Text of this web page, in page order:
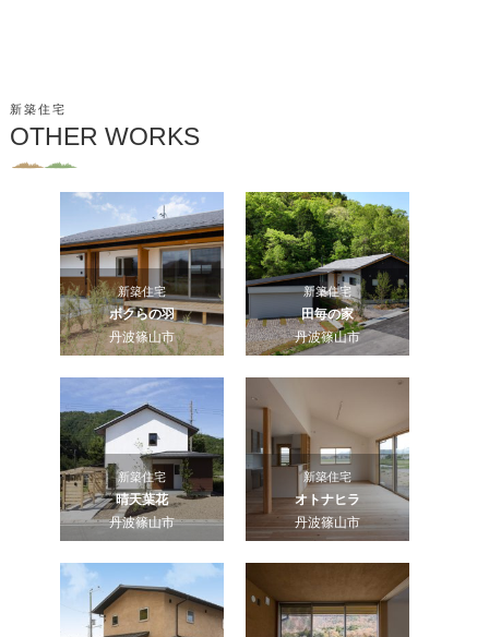
新築住宅
OTHER WORKS
新築住宅
ボクらの羽
丹波篠山市
新築住宅
田毎の家
丹波篠山市
新築住宅
晴天葉花
丹波篠山市
新築住宅
オトナヒラ
丹波篠山市